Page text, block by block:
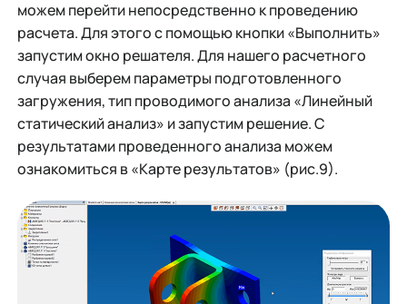
можем перейти непосредственно к проведению
расчета. Для этого с помощью кнопки «Выполнить»
запустим окно решателя. Для нашего расчетного
случая выберем параметры подготовленного
загружения, тип проводимого анализа «Линейный
статический анализ» и запустим решение. С
результатами проведенного анализа можем
ознакомиться в «Карте результатов» (рис.9).